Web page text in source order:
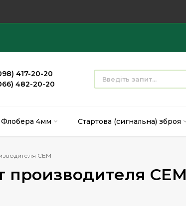
417-20-20
482-20-20
Флобера 4мм Стартова (сигнальна) зброя
СЕМ
производителя СЕМ